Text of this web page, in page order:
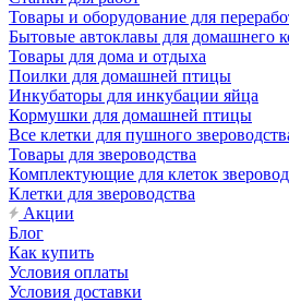
Товары и оборудование для
Бытовые автоклавы для домашнего
Товары для дома и отдыха
Поилки для домашней птицы
Инкубаторы для инкубации яйца
Кормушки для домашней птицы
Все клетки для пушного
Товары для звероводства
Комплектующие для клеток
Клетки для звероводства
Акции
Блог
Как купить
Условия оплаты
Условия доставки